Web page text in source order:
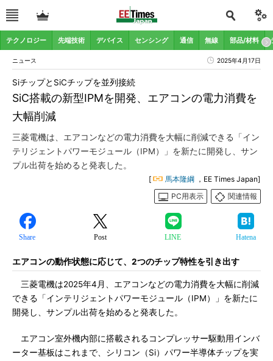
テクノロジー 先端技術 デバイス センシング 通信 無線 部品/材料
ニュース 2025年4月17日
SiC搭載の新型IPMを開発、エアコンの電力消費を
大幅削減
SiチップとSiCチップを並列接続
三菱電機は、エアコンなどの電力消費を大幅に削減できる「イン
テリジェントパワーモジュール（IPM）」を新たに開発し、サン
プル出荷を始めると発表した。
[ 馬本隆綱 ，EE Times Japan]
PC用表示
関連情報
Share Post LINE Hatena
エアコンの動作状態に応じて、2つのチップ特性を引き出す
三菱電機は2025年4月、エアコンなどの電力消費を大幅に削減
できる「インテリジェントパワーモジュール（IPM）」を新たに
開発し、サンプル出荷を始めると発表した。
エアコン室外機内部に搭載されるコンプレッサー駆動用インバ
ーター基板はこれまで、シリコン（Si）パワー半導体チップを実